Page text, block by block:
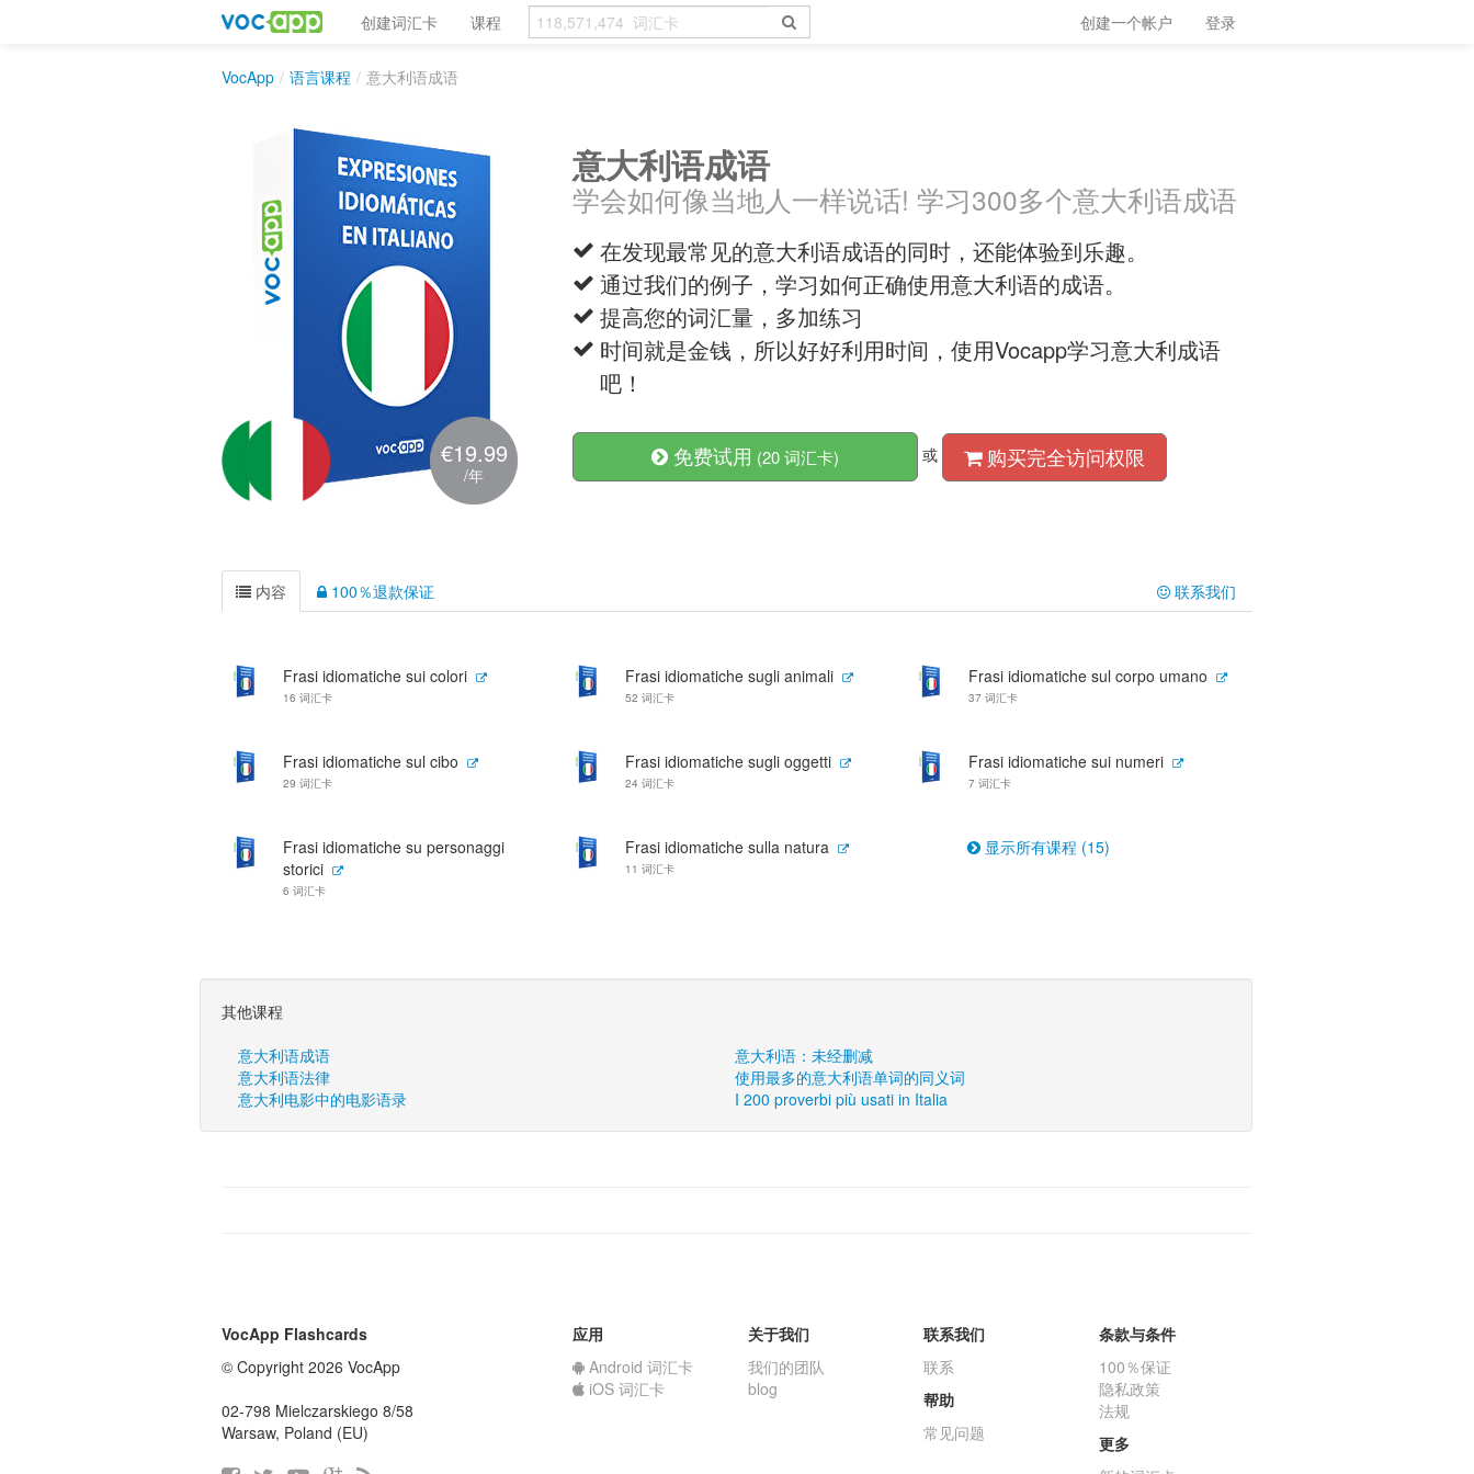
创建词汇卡 课程 创建一个帐户 登录
VocApp / 语言课程 / 意大利语成语
€19.99
/年
意大利语成语
学会如何像当地人一样说话! 学习300多个意大利语成语
在发现最常见的意大利语成语的同时，还能体验到乐趣。
通过我们的例子，学习如何正确使用意大利语的成语。
提高您的词汇量，多加练习
时间就是金钱，所以好好利用时间，使用Vocapp学习意大利成语
吧！
免费试用 (20 词汇卡) 或 购买完全访问权限
内容 100％退款保证 联系我们
Frasi idiomatiche sui colori
16 词汇卡
Frasi idiomatiche sugli animali
52 词汇卡
Frasi idiomatiche sul corpo umano
37 词汇卡
Frasi idiomatiche sul cibo
29 词汇卡
Frasi idiomatiche sugli oggetti
24 词汇卡
Frasi idiomatiche sui numeri
7 词汇卡
Frasi idiomatiche su personaggi
storici
6 词汇卡
Frasi idiomatiche sulla natura
11 词汇卡
显示所有课程 (15)
其他课程
意大利语成语
意大利语：未经删减
意大利语法律
使用最多的意大利语单词的同义词
意大利电影中的电影语录
I 200 proverbi più usati in Italia
VocApp Flashcards
© Copyright 2026 VocApp
02-798 Mielczarskiego 8/58
Warsaw, Poland (EU)
应用
Android 词汇卡
iOS 词汇卡
关于我们
我们的团队
blog
联系我们
联系
帮助
常见问题
条款与条件
100％保证
隐私政策
法规
更多